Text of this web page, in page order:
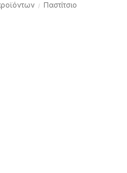
Παστίτσιο